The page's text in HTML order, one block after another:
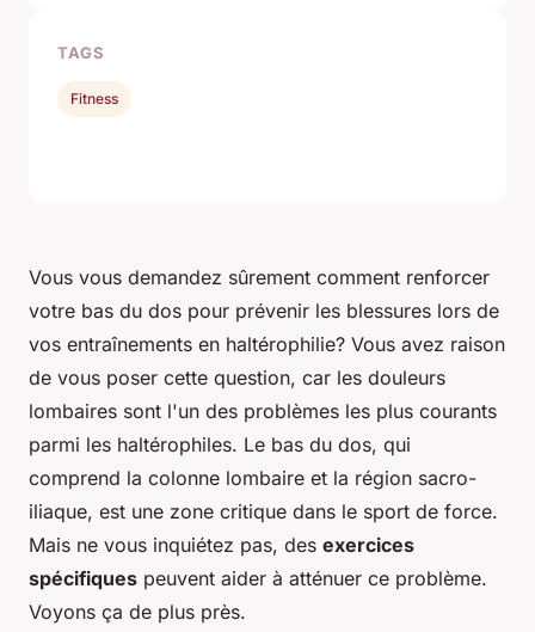
Vous vous demandez sûrement comment renforcer
votre bas du dos pour prévenir les blessures lors de
vos entraînements en haltérophilie? Vous avez raison
de vous poser cette question, car les douleurs
lombaires sont l'un des problèmes les plus courants
parmi les haltérophiles. Le bas du dos, qui
comprend la colonne lombaire et la région sacro-
iliaque, est une zone critique dans le sport de force.
Mais ne vous inquiétez pas, des exercices
spécifiques peuvent aider à atténuer ce problème.
Voyons ça de plus près.
TAGS
Fitness